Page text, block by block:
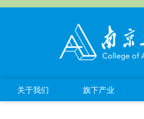
关于我们 旗下产业